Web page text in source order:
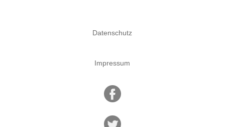
Datenschutz
Impressum